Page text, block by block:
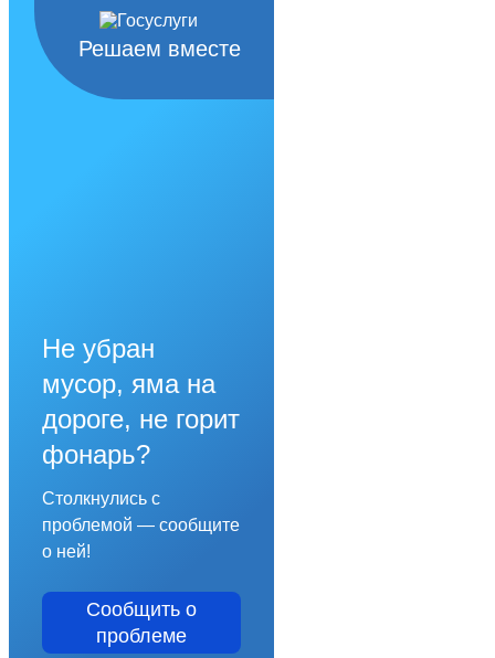
Решаем вместе
Не убран
мусор, яма на
дороге, не горит
фонарь?
Столкнулись с
проблемой — сообщите
о ней!
Сообщить о
проблеме